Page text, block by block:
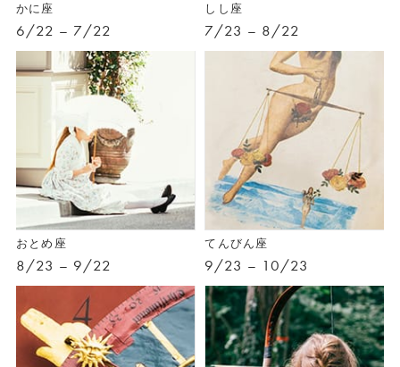
かに座
6/22 – 7/22
しし座
7/23 – 8/22
おとめ座
8/23 – 9/22
てんびん座
9/23 – 10/23